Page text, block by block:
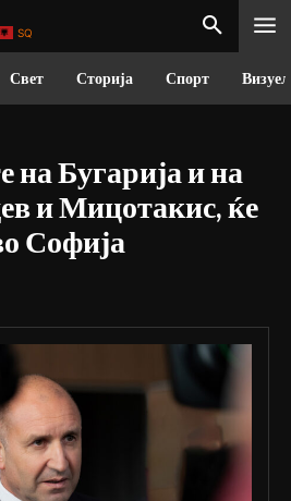
Свет Сторија Спорт
на Бугарија и на
и Мицотакис, ќе
Софија
SQ